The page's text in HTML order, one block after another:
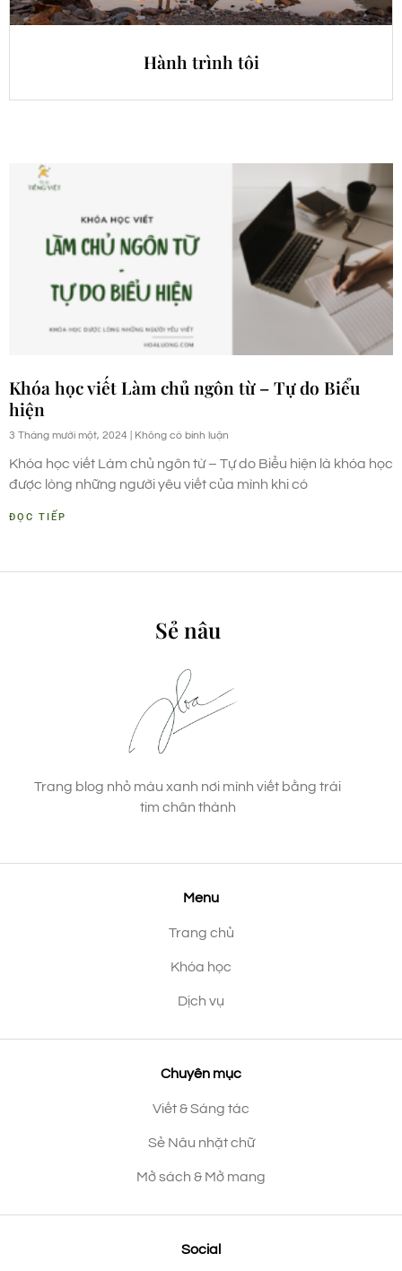
Hành trình tôi
Khóa học viết Làm chủ ngôn từ – Tự do Biểu
hiện
3 Tháng mười một, 2024 Không có bình luận
Khóa học viết Làm chủ ngôn từ – Tự do Biểu hiện là khóa học
được lòng những người yêu viết của mình khi có
ĐỌC TIẾP
Sẻ nâu
Trang blog nhỏ màu xanh nơi mình viết bằng trái
tim chân thành
Menu
Trang chủ
Khóa học
Dịch vụ
Chuyên mục
Viết & Sáng tác
Sẻ Nâu nhặt chữ
Mở sách & Mở mang
Social